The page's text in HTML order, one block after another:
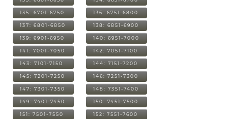
135: 6701-6750 136: 6751-6800
137: 6801-6850 138: 6851-6900
139: 6901-6950 140: 6951-7000
141: 7001-7050 142: 7051-7100
143: 7101-7150 144: 7151-7200
145: 7201-7250 146: 7251-7300
147: 7301-7350 148: 7351-7400
149: 7401-7450 150: 7451-7500
151: 7501-7550 152: 7551-7600